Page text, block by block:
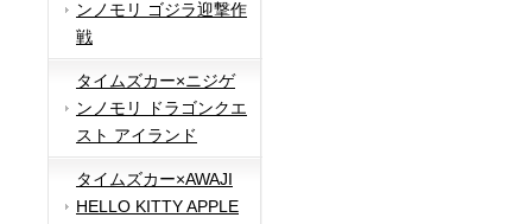
ンノモリ ゴジラ迎撃作
戦
タイムズカー×ニジゲ
ンノモリ ドラゴンクエ
スト アイランド
タイムズカー×AWAJI
HELLO KITTY APPLE